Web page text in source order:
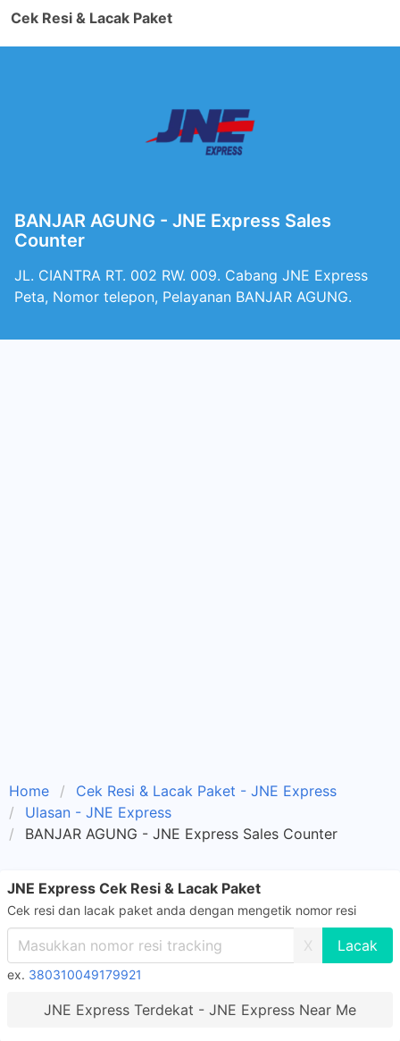
Cek Resi & Lacak Paket
BANJAR AGUNG - JNE Express Sales
Counter
JL. CIANTRA RT. 002 RW. 009. Cabang JNE Express
Peta, Nomor telepon, Pelayanan BANJAR AGUNG.
Home
Cek Resi & Lacak Paket - JNE Express
Ulasan - JNE Express
BANJAR AGUNG - JNE Express Sales Counter
JNE Express Cek Resi & Lacak Paket
Cek resi dan lacak paket anda dengan mengetik nomor resi
X
ex. 380310049179921
JNE Express Terdekat - JNE Express Near Me